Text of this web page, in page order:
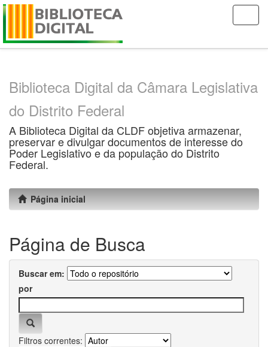
Skip
Biblioteca Digital da Câmara Legislativa
do Distrito Federal
A Biblioteca Digital da CLDF objetiva armazenar,
preservar e divulgar documentos de interesse do
Poder Legislativo e da população do Distrito
Federal.
Página inicial
Página de Busca
Buscar em:
por
Filtros correntes: